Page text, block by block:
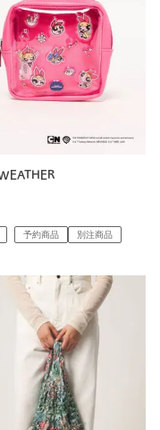
予約商品 別注商品